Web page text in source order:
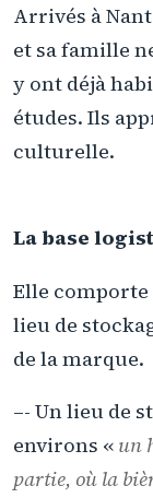
Arrivés à
et sa famille
y ont déjà
études. Ils
culturelle.
La base
Elle
lieu de
de la marque.
–- Un lieu de
environs « un
partie, où la